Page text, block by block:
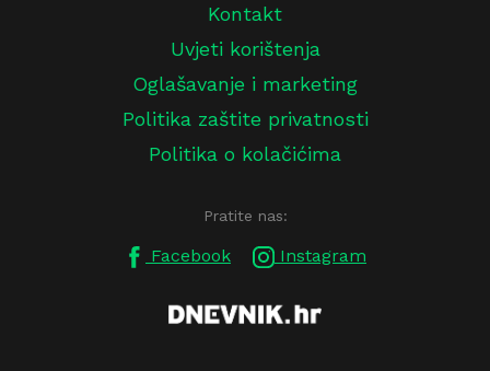
Kontakt
Uvjeti korištenja
Oglašavanje i marketing
Politika zaštite privatnosti
Politika o kolačićima
Pratite nas:
Facebook Instagram